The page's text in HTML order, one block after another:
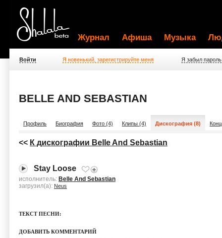
Журнал Афиша Музыка
Войти Я новенький, зарегистрируйте меня Я забыл пароль
BELLE AND SEBASTIAN
Профиль Биография Фото (4) Клипы (4) Дискография (8)
<< К дискографии Belle And Sebastian
Stay Loose
исполнитель: Belle And Sebastian
загрузил(а): Neus
ТЕКСТ ПЕСНИ:
ДОБАВИТЬ КОММЕНТАРИЙ